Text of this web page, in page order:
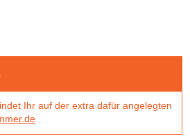
Ihr auf der extra dafür angelegten